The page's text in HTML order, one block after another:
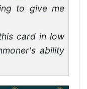
to give me
card in low
ability